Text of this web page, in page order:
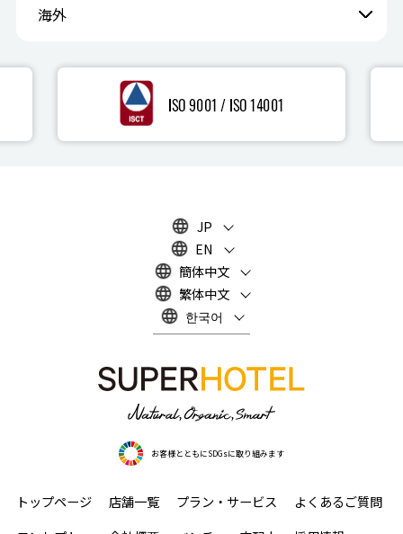
海外
JP
EN
簡体中文
繁体中文
한국어
お客様とともにSDGsに取り組みます
トップページ 店舗一覧 プラン・サービス
よくあるご質問